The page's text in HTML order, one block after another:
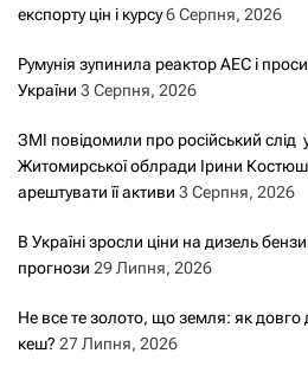
експорту цін і курсу6 Серпня, 2026
Румунія зупинила реактор АЕС і
України 3 Серпня, 2026
ЗМІ повідомили про російський слід у
Житомирської облради Ірини
арештувати її активи 3 Серпня, 2026
В Україні зросли ціни на дизель
прогнози 29 Липня, 2026
Не все те золото, що земля: як довго
кеш? 27 Липня, 2026